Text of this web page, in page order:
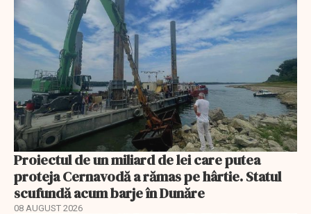
Proiectul de un miliard de lei care putea
proteja Cernavodă a rămas pe hârtie. Statul
scufundă acum barje în Dunăre
08 AUGUST 2026